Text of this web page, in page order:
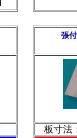
張
板寸法